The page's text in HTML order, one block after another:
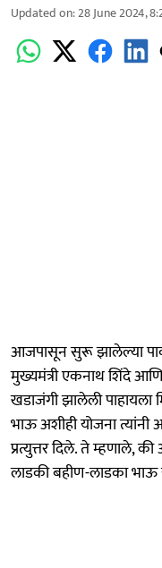
Updated on:28 June 2024,
आजपासून सुरू झालेल्या
मुख्यमंत्री एकनाथ शिंदे आणि
खडाजंगी झालेली पाहायला
भाऊ अशीही योजना त्यांनी
प्रत्युत्तर दिले. ते म्हणाले,
लाडकी बहीण-लाडका